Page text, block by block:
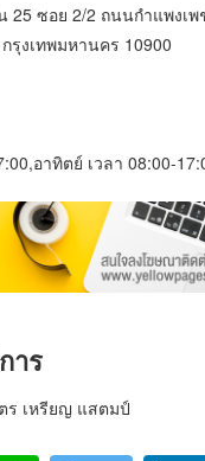
25 ซอย 2/2 ถนนกำแพงเพ
รุงเทพมหานคร 10900
อาทิตย์ เวลา 08:00-
าร
เหรียญ แสตมป์